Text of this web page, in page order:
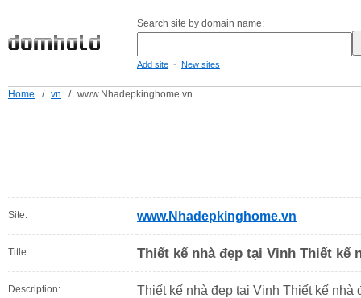
Search site by domain name:
Add site - New sites
Home / vn / www.Nhadepkinghome.vn
Site: www.Nhadepkinghome.vn
Title: Thiết kế nhà đẹp tại Vinh Thiết kế
Description:
Thiết kế nhà đẹp tại Vinh Thiết kế nhà